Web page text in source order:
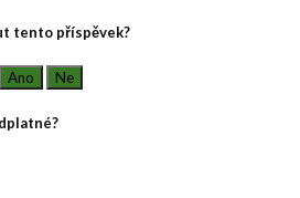
tento příspěvek?
Ano Ne